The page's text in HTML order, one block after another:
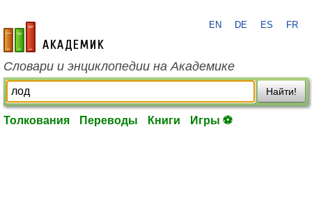
academic.ru
EN DE ES FR
Словари и энциклопедии на Академике
Найти!
Толкования Переводы Книги Игры ⚽